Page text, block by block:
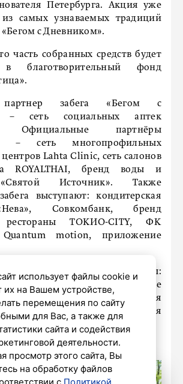
Петербурга. Акция уже
самых узнаваемых традиций
с Дневником».
часть собранных средств будет
в благотворительный фонд
партнер забега «Бегом с
– сеть социальных аптек
Официальные партнёры
– сеть многопрофильных
Lahta Clinic, сеть салонов
ROYALTHAI, бренд воды и
Источник». Также
выступают: кондитерская
Совкомбанк, бренд
рестораны ТОКИО-CITY, ФК
Quantum motion, приложение
информационные партнеры:
и «Радио “Зенит”». Также
партнерами мероприятия
«Город+», «Комсомольская
Петербург».
использует файлы cookie и
их на Вашем устройстве,
перемещения по сайту
для Вас, а также для
сайта и содействия
деятельности.
просмотр этого сайта, Вы
на обработку файлов